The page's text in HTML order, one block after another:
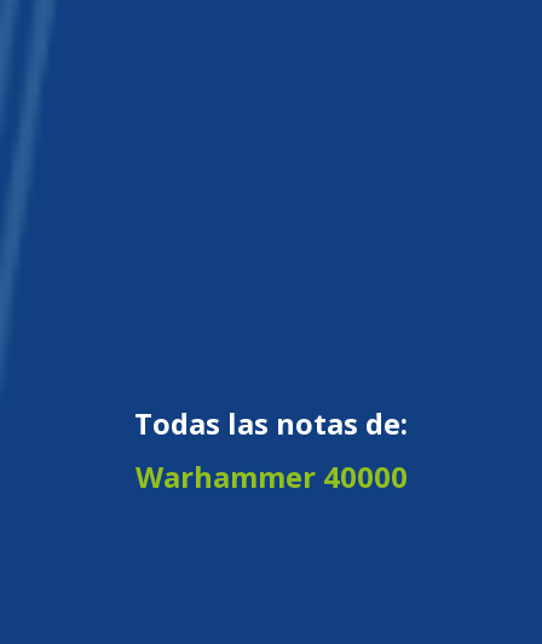
Todas las notas de:
Warhammer 40000